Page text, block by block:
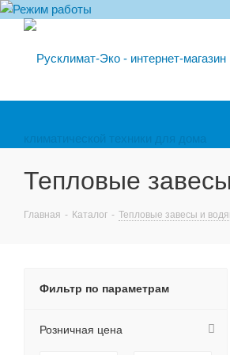
Тепловые
Главная - Каталог - Тепловые завесы и
Фильтр по параметрам
Розничная цена